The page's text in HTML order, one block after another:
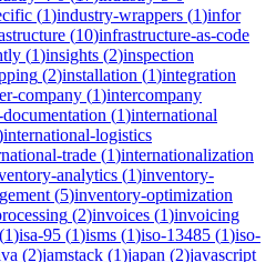
(1)industry-wrappers (1)infor
(10)infrastructure-as-code
(1)insights (2)inspection
(2)installation (1)integration
company (1)intercompany
(1)international
international-logistics
trade (1)internationalization
analytics (1)inventory-
(5)inventory-optimization
(2)invoices (1)invoicing
(1)isa-95 (1)isms (1)iso-13485 (1)iso-
(2)jamstack (1)japan (2)javascript